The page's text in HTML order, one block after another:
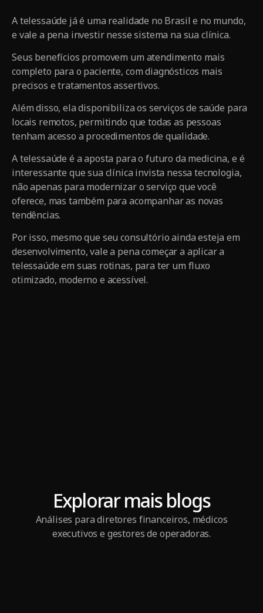
A telessaúde já é uma realidade no Brasil e no mundo,
e vale a pena investir nesse sistema na sua clínica.
Seus benefícios promovem um atendimento mais
completo para o paciente, com diagnósticos mais
precisos e tratamentos assertivos.
Além disso, ela disponibiliza os serviços de saúde para
locais remotos, permitindo que todas as pessoas
tenham acesso a procedimentos de qualidade.
A telessaúde é a aposta para o futuro da medicina, e é
interessante que sua clínica invista nessa tecnologia,
não apenas para modernizar o serviço que você
oferece, mas também para acompanhar as novas
tendências.
Por isso, mesmo que seu consultório ainda esteja em
desenvolvimento, vale a pena começar a aplicar a
telessaúde em suas rotinas, para ter um fluxo
otimizado, moderno e acessível.
Explorar mais blogs
Análises para diretores financeiros, médicos
executivos e gestores de operadoras.